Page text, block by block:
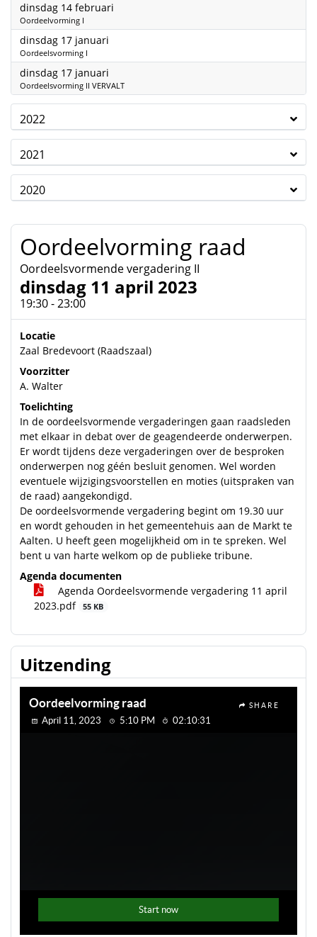
dinsdag 14 februari
Oordeelvorming I
dinsdag 17 januari
Oordeelsvorming I
dinsdag 17 januari
Oordeelsvorming II VERVALT
2022
2021
2020
Oordeelvorming raad
Oordeelsvormende vergadering II
dinsdag 11 april 2023
19:30 - 23:00
Locatie
Zaal Bredevoort (Raadszaal)
Voorzitter
A. Walter
Toelichting
In de oordeelsvormende vergaderingen gaan raadsleden
met elkaar in debat over de geagendeerde onderwerpen.
Er wordt tijdens deze vergaderingen over de besproken
onderwerpen nog géén besluit genomen. Wel worden
eventuele wijzigingsvoorstellen en moties (uitspraken van
de raad) aangekondigd.
De oordeelsvormende vergadering begint om 19.30 uur
en wordt gehouden in het gemeentehuis aan de Markt te
Aalten. U heeft geen mogelijkheid om in te spreken. Wel
bent u van harte welkom op de publieke tribune.
Agenda documenten
Agenda Oordeelsvormende vergadering 11 april
2023.pdf
55 KB
Uitzending